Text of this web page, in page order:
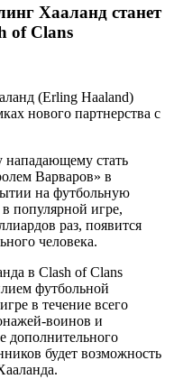
Хааланд станет
of Clans
(Erling Haaland)
нового партнерства с
нападающему стать
Варваров» в
на футбольную
популярной игре,
раз, появится
человека.
в Clash of Clans
футбольной
в течение всего
воинов и
дополнительного
будет возможность